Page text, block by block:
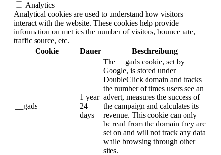
Analytics
Analytical cookies are used to understand how visitors
interact with the website. These cookies help provide
information on metrics the number of visitors, bounce rate,
traffic source, etc.
Cookie
Dauer Beschreibung
__gads
1 year
24
days
The __gads cookie, set by
Google, is stored under
DoubleClick domain and tracks
the number of times users see an
advert, measures the success of
the campaign and calculates its
revenue. This cookie can only
be read from the domain they are
set on and will not track any data
while browsing through other
sites.